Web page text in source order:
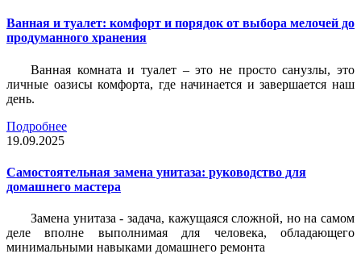
Ванная и туалет: комфорт и порядок от выбора мелочей до
продуманного хранения
Ванная комната и туалет – это не просто санузлы, это
личные оазисы комфорта, где начинается и завершается наш
день.
Подробнее
19.09.2025
Самостоятельная замена унитаза: руководство для
домашнего мастера
Замена унитаза - задача, кажущаяся сложной, но на самом
деле вполне выполнимая для человека, обладающего
минимальными навыками домашнего ремонта